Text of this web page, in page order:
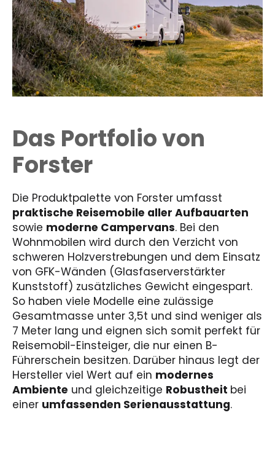
Das Portfolio von
Forster
Die Produktpalette von Forster umfasst
praktische Reisemobile aller Aufbauarten
sowie moderne Campervans. Bei den
Wohnmobilen wird durch den Verzicht von
schweren Holzverstrebungen und dem Einsatz
von GFK-Wänden (Glasfaserverstärkter
Kunststoff) zusätzliches Gewicht eingespart.
So haben viele Modelle eine zulässige
Gesamtmasse unter 3,5t und sind weniger als
7 Meter lang und eignen sich somit perfekt für
Reisemobil-Einsteiger, die nur einen B-
Führerschein besitzen. Darüber hinaus legt der
Hersteller viel Wert auf ein modernes
Ambiente und gleichzeitige Robustheit bei
einer umfassenden Serienausstattung.